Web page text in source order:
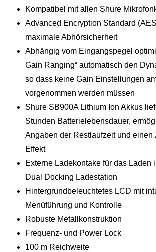
Kompatibel mit allen Shure
Advanced Encryption Standard
maximale Abhörsicherheit
Abhängig vom Eingangspegel
Gain Ranging“ automatisch den
so dass keine Gain Einstellungen
vorgenommen werden müssen
Shure SB900A Lithium Ion Akkus
Stunden Batterielebensdauer,
Angaben der Restlaufzeit und einen
Effekt
Externe Ladekontake für das Laden
Dual Docking Ladestation
Hintergrundbeleuchtetes LCD mit
Menüführung und Kontrolle
Robuste Metallkonstruktion
Frequenz- und Power Lock
100 m Reichweite